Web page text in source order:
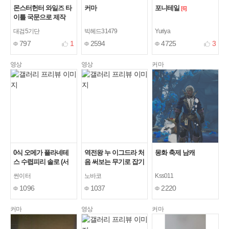
몬스터헌터 와일즈 타
이틀 국문으로 제작
대검5기단
797 1
커마
빅헤드31479
2594
포니테일 [6]
Yuriya
4725 3
영상
0식 오메가 플라네테
스 수렵피리 솔로 (서
썬이터
1096
영상
역전왕 누 이그드라 처
음 써보는 무기로 잡기
노바코
1037
커마
몽화 축제 남캐
Kss011
2220
커마 영상 커마